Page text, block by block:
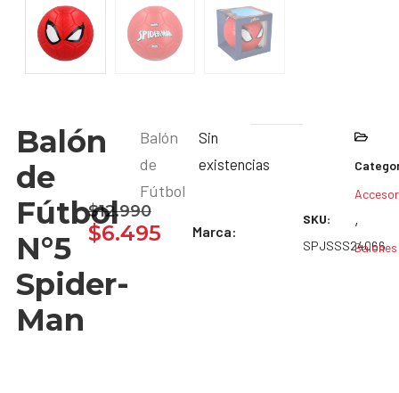
Balón
de
Fútbol
N°5
Spider-
Man
$12.990
$6.495
Balón
de
Fútbol
Marca:
Sin
existencias
SKU:
SPJSSS24066
,
Balones